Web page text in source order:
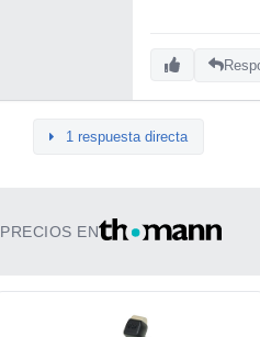
1 respuesta directa
PRECIOS EN